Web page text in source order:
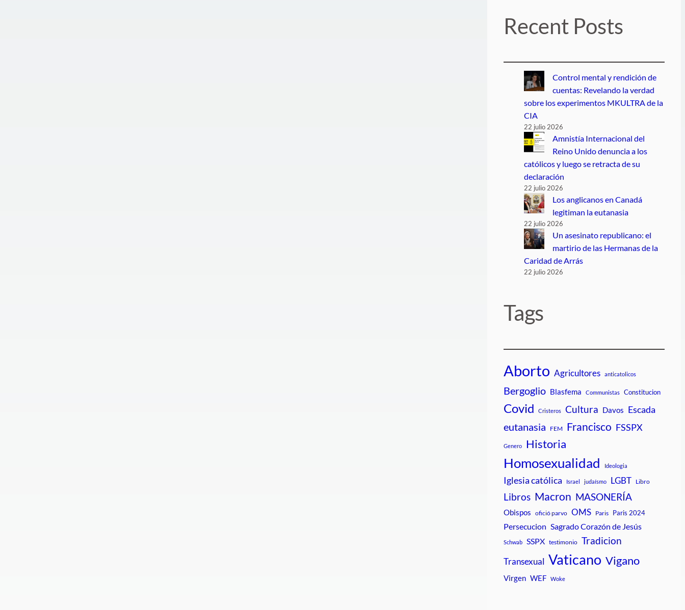
Recent Posts
Control mental y rendición de
cuentas: Revelando la verdad
sobre los experimentos MKULTRA de la
CIA
22 julio 2026
Amnistía Internacional del
Reino Unido denuncia a los
católicos y luego se retracta de su
declaración
22 julio 2026
Los anglicanos en Canadá
legitiman la eutanasia
22 julio 2026
Un asesinato republicano: el
martirio de las Hermanas de la
Caridad de Arrás
22 julio 2026
Tags
Aborto Agricultores anticatolicos
Bergoglio Blasfema Communistas Constitucion
Covid Cristeros Cultura Davos Escada
eutanasia FEM Francisco FSSPX
Genero Historia
Homosexualidad Ideologia
Iglesia católica Israel judaísmo LGBT Libro
Libros Macron MASONERÍA
Obispos ofició parvo OMS Paris Paris 2024
Persecucion Sagrado Corazón de Jesús
Schwab SSPX testimonio Tradicion
Transexual Vaticano Vigano
Virgen WEF Woke